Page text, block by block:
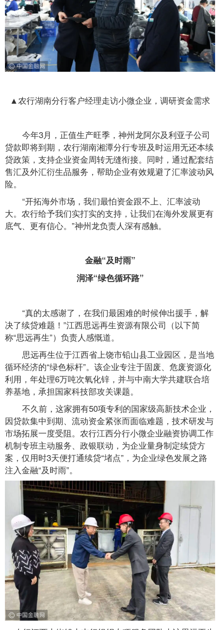
▲农行湖南分行客户经理走访小微企业，调研资金需求
今年3月，正值生产旺季，神州龙阿尔及利亚子公司
贷款即将到期，农行湖南湘潭分行专班及时运用无还本续
贷政策，支持企业资金周转无缝衔接。同时，通过配套结
售汇及外汇衍生品服务，帮助企业有效规避了汇率波动风
险。
“开拓海外市场，我们最怕资金跟不上、汇率波动
大。农行给予我们实打实的支持，让我们在海外发展更有
底气、更有信心。”神州龙负责人深有感触。
金融“及时雨”
润泽“绿色循环路”
“真的太感谢了，在我们最困难的时候伸出援手，解
决了续贷难题！”江西思远再生资源有限公司 （以下简
称“思远再生”）负责人感慨道。
思远再生位于江西省上饶市铅山县工业园区 ，是当地
循环经济的“绿色标杆”。该企业专注于固废、危废资源化
利用，年处理6万吨次氧化锌，并与中南大学共建联合培
养基地，承担国家科技部攻关课题。
不久前，这家拥有50项专利的国家级高新技术企业，
因贷款集中到期、流动资金紧张而面临难题，技术研发与
市场拓展一度受阻。农行江西分行小微企业融资协调工作
机制专班主动服务、政银联动，为企业量身制定续贷方
案，仅用时3天便打通续贷“堵点”，为企业绿色发展之路
注入金融“及时雨”。